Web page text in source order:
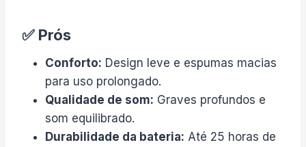
✅ Prós
Conforto: Design leve e espumas macias
para uso prolongado.
Qualidade de som: Graves profundos e
som equilibrado.
Durabilidade da bateria: Até 25 horas de